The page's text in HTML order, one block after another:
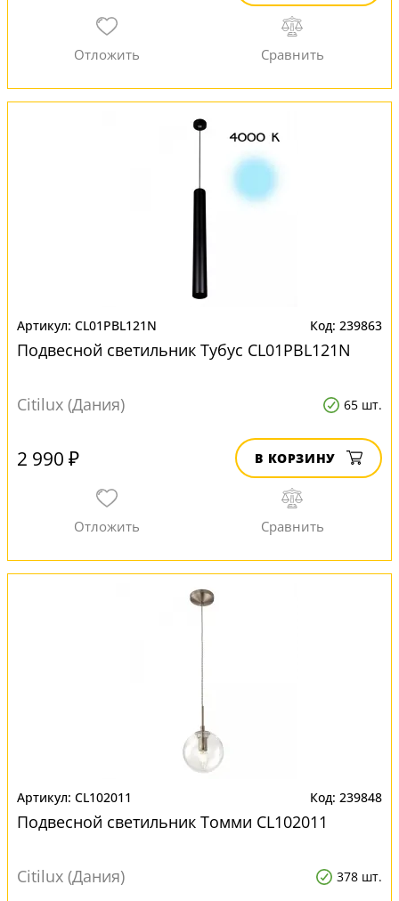
CL01PBL121N 239863
Подвесной светильник Тубус CL01PBL121N
Citilux (Дания) 65 шт.
2 990 ₽ В КОРЗИНУ
CL102011 239848
Подвесной светильник Томми CL102011
Citilux (Дания) 378 шт.